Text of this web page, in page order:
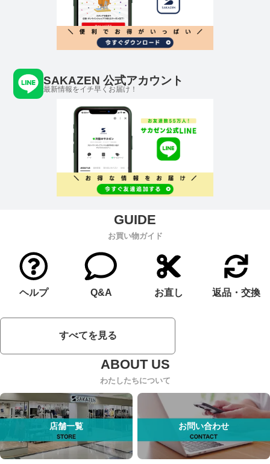
SAKAZEN 公式アカウント
最新情報をイチ早くお届け！
お買い物ガイド
ヘルプ Q&A お直し 返品・交換
すべてを見る
わたしたちについて
店舗一覧 お問い合わせ